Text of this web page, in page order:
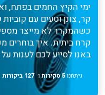
ימי הקיץ החמים בפתח,
קר, צונן וטעים עם
כשהמקרר לא מייצר
קרח ביתית. איך בוחרים
באנו לסייע לכם לענות
ניתחנו5 סקירות ו- 127 ביקורות